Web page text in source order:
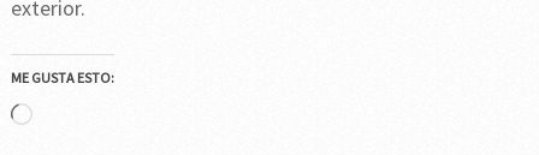
exterior.
ME GUSTA ESTO:
Cargando...